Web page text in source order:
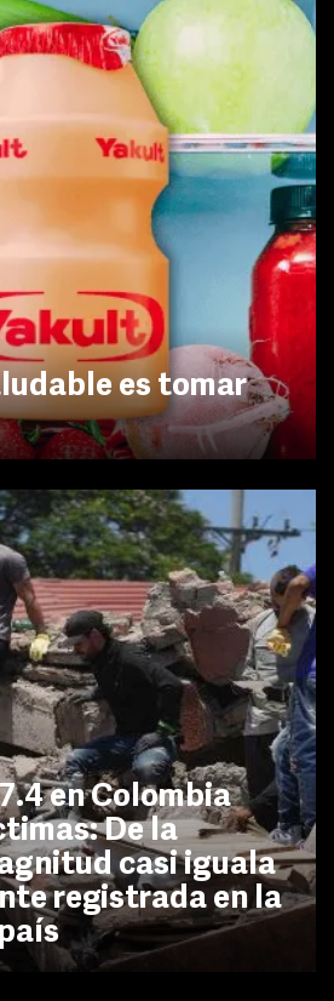
es tomar
en Colombia
De la
casi iguala
registrada en la